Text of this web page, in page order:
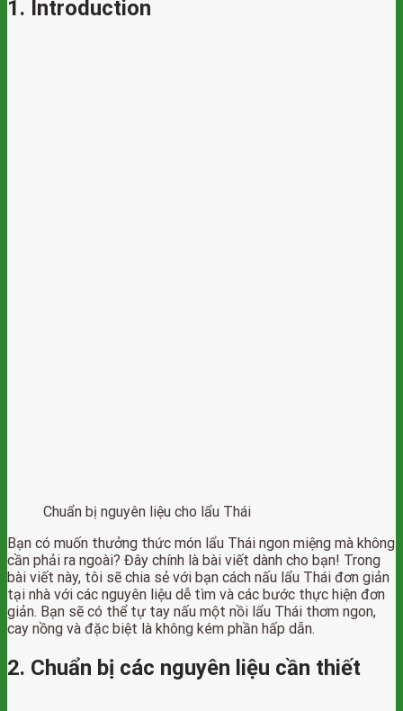
1. Introduction
Chuẩn bị nguyên liệu cho lẩu Thái
Bạn có muốn thưởng thức món lẩu Thái ngon miệng mà không
cần phải ra ngoài? Đây chính là bài viết dành cho bạn! Trong
bài viết này, tôi sẽ chia sẻ với bạn cách nấu lẩu Thái đơn giản
tại nhà với các nguyên liệu dễ tìm và các bước thực hiện đơn
giản. Bạn sẽ có thể tự tay nấu một nồi lẩu Thái thơm ngon,
cay nồng và đặc biệt là không kém phần hấp dẫn.
2. Chuẩn bị các nguyên liệu cần thiết